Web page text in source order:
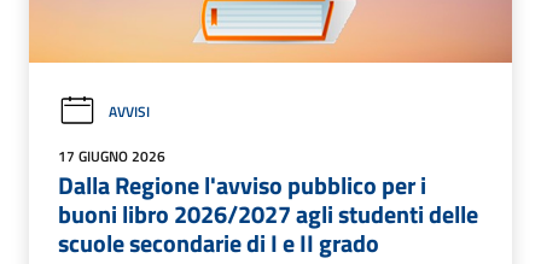
AVVISI
17 GIUGNO 2026
Dalla Regione l'avviso pubblico per i
buoni libro 2026/2027 agli studenti delle
scuole secondarie di I e II grado